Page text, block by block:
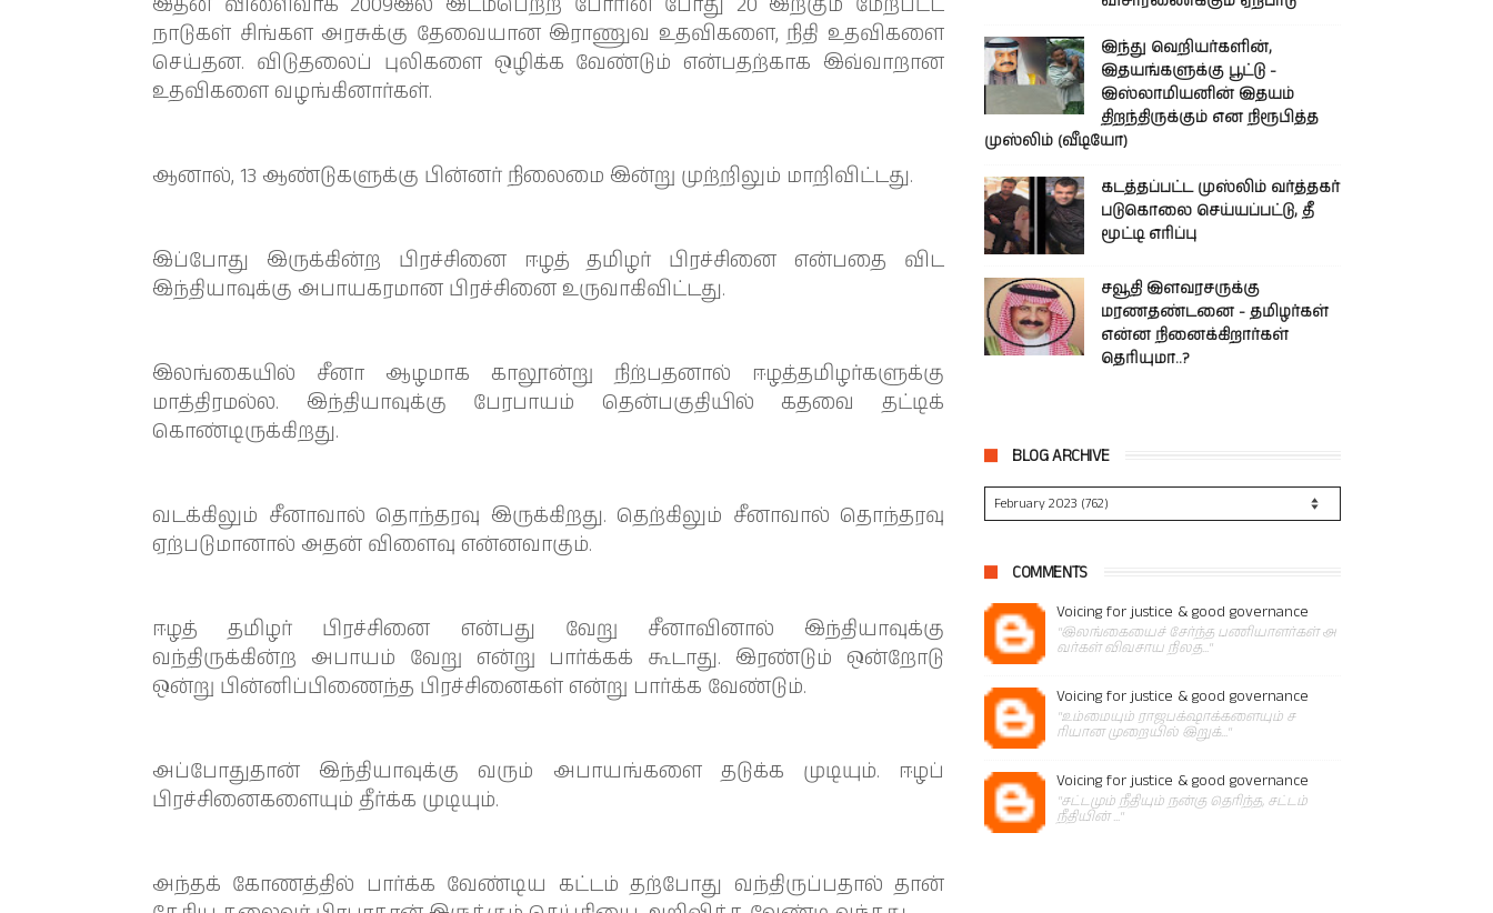
இதன் விளைவாக 2009இல் இடம்பெற்ற போரின் போது 20 இற்கும் மேற்பட்ட
நாடுகள் சிங்கள அரசுக்கு தேவையான இராணுவ உதவிகளை, நிதி உதவிகளை
செய்தன. விடுதலைப் புலிகளை ஒழிக்க வேண்டும் என்பதற்காக இவ்வாறான
உதவிகளை வழங்கினார்கள்.
ஆனால், 13 ஆண்டுகளுக்கு பின்னர் நிலைமை இன்று முற்றிலும் மாறிவிட்டது.
இப்போது இருக்கின்ற பிரச்சினை ஈழத் தமிழர் பிரச்சினை என்பதை விட
இந்தியாவுக்கு அபாயகரமான பிரச்சினை உருவாகிவிட்டது.
இலங்கையில் சீனா ஆழமாக காலூன்று நிற்பதனால் ஈழத்தமிழர்களுக்கு
மாத்திரமல்ல. இந்தியாவுக்கு பேரபாயம் தென்பகுதியில் கதவை தட்டிக்
கொண்டிருக்கிறது.
வடக்கிலும் சீனாவால் தொந்தரவு இருக்கிறது. தெற்கிலும் சீனாவால் தொந்தரவு
ஏற்படுமானால் அதன் விளைவு என்னவாகும்.
ஈழத் தமிழர் பிரச்சினை என்பது வேறு சீனாவினால் இந்தியாவுக்கு
வந்திருக்கின்ற அபாயம் வேறு என்று பார்க்கக் கூடாது. இரண்டும் ஒன்றோடு
ஒன்று பின்னிப்பிணைந்த பிரச்சினைகள் என்று பார்க்க வேண்டும்.
அப்போதுதான் இந்தியாவுக்கு வரும் அபாயங்களை தடுக்க முடியும். ஈழப்
பிரச்சினைகளையும் தீர்க்க முடியும்.
அந்தக் கோணத்தில் பார்க்க வேண்டிய கட்டம் தற்போது வந்திருப்பதால் தான்
இந்து வெறியர்களின்,
இதயங்களுக்கு பூட்டு -
இஸ்லாமியனின் இதயம்
திறந்திருக்கும் என நிரூபித்த
முஸ்லிம் (வீடியோ)
கடத்தப்பட்ட முஸ்லிம் வர்த்தகர்
படுகொலை செய்யப்பட்டு, தீ
மூட்டி எரிப்பு
சவூதி இளவரசருக்கு
மரணதண்டனை - தமிழர்கள்
என்ன நினைக்கிறார்கள்
தெரியுமா..?
BLOG ARCHIVE
COMMENTS
Voicing for justice & good governance
"இலங்கையைச் சேர்ந்த பணியாளர்கள் அ
வர்கள் விவசாய நிலத..."
Voicing for justice & good governance
"உம்மையும் ராஜபக்‌ஷாக்களையும் ச
ரியான முறையில் இறுக்..."
Voicing for justice & good governance
"சட்டமும் நீதியும் நன்கு தெரிந்த, சட்டம்
நீதியின் ..."